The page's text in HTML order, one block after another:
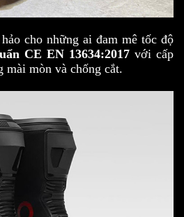
cho những ai đam mê tốc độ
CE EN 13634:2017 với cấp
mài mòn và chống cắt.